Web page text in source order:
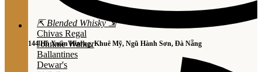
144 Hồ Xuân Hương, Khuê Mỹ, Ngũ Hành Sơn, Đà Nẵng
⇱ Blended Whisky ⇲
Chivas Regal
Johnnie Walker
Ballantines
Dewar's